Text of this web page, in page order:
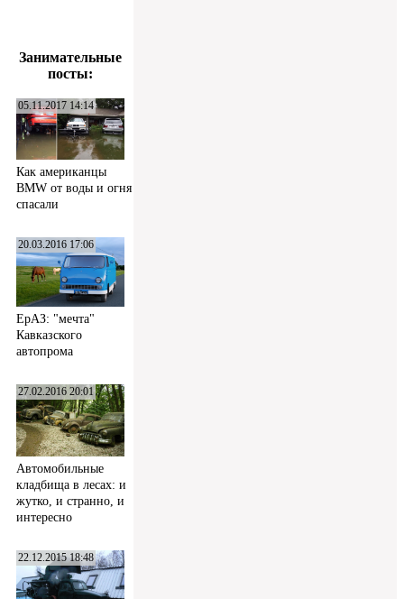
Занимательные
посты:
05.11.2017 14:14
Как американцы
BMW от воды и огня
спасали
20.03.2016 17:06
ЕрАЗ: "мечта"
Кавказского
автопрома
27.02.2016 20:01
Автомобильные
кладбища в лесах: и
жутко, и странно, и
интересно
22.12.2015 18:48